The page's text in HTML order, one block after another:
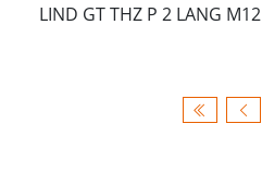
LIND GT THZ P 2 LANG M12